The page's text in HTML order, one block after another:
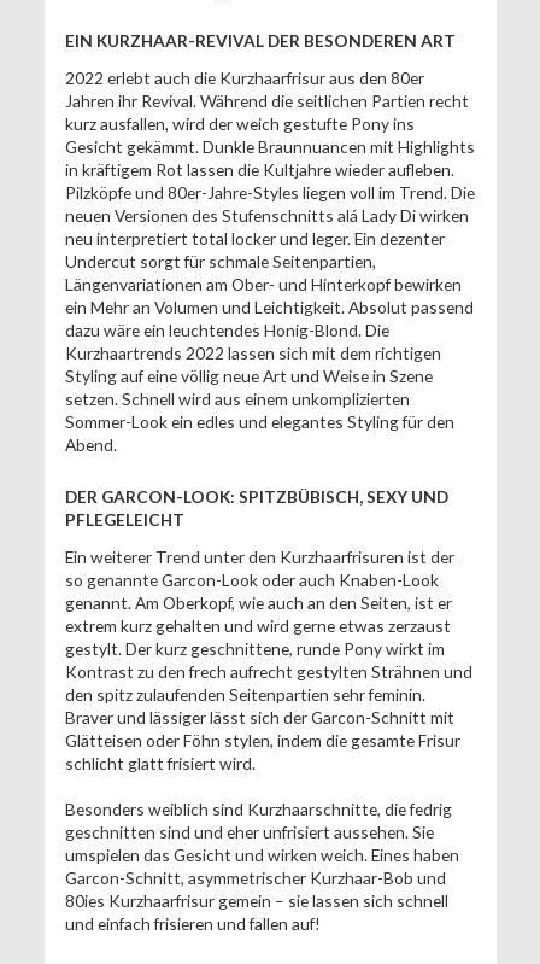
EIN KURZHAAR-REVIVAL DER BESONDEREN ART
2022 erlebt auch die Kurzhaarfrisur aus den 80er
Jahren ihr Revival. Während die seitlichen Partien recht
kurz ausfallen, wird der weich gestufte Pony ins
Gesicht gekämmt. Dunkle Braunnuancen mit Highlights
in kräftigem Rot lassen die Kultjahre wieder aufleben.
Pilzköpfe und 80er-Jahre-Styles liegen voll im Trend. Die
neuen Versionen des Stufenschnitts alá Lady Di wirken
neu interpretiert total locker und leger. Ein dezenter
Undercut sorgt für schmale Seitenpartien,
Längenvariationen am Ober- und Hinterkopf bewirken
ein Mehr an Volumen und Leichtigkeit. Absolut passend
dazu wäre ein leuchtendes Honig-Blond. Die
Kurzhaartrends 2022 lassen sich mit dem richtigen
Styling auf eine völlig neue Art und Weise in Szene
setzen. Schnell wird aus einem unkomplizierten
Sommer-Look ein edles und elegantes Styling für den
Abend.
DER GARCON-LOOK: SPITZBÜBISCH, SEXY UND
PFLEGELEICHT
Ein weiterer Trend unter den Kurzhaarfrisuren ist der
so genannte Garcon-Look oder auch Knaben-Look
genannt. Am Oberkopf, wie auch an den Seiten, ist er
extrem kurz gehalten und wird gerne etwas zerzaust
gestylt. Der kurz geschnittene, runde Pony wirkt im
Kontrast zu den frech aufrecht gestylten Strähnen und
den spitz zulaufenden Seitenpartien sehr feminin.
Braver und lässiger lässt sich der Garcon-Schnitt mit
Glätteisen oder Föhn stylen, indem die gesamte Frisur
schlicht glatt frisiert wird.
Besonders weiblich sind Kurzhaarschnitte, die fedrig
geschnitten sind und eher unfrisiert aussehen. Sie
umspielen das Gesicht und wirken weich. Eines haben
Garcon-Schnitt, asymmetrischer Kurzhaar-Bob und
80ies Kurzhaarfrisur gemein – sie lassen sich schnell
und einfach frisieren und fallen auf!